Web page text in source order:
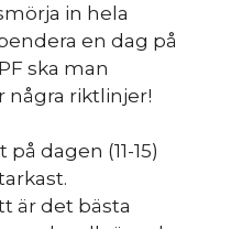
in hela
en dag på
ska man
några riktlinjer!
dagen (11-15)
är det bästa